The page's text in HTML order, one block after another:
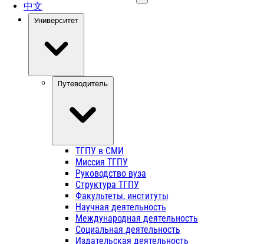
中文
Университет
Путеводитель
ТГПУ в СМИ
Миссия ТГПУ
Руководство вуза
Структура ТГПУ
Факультеты, институты
Научная деятельность
Международная деятельность
Социальная деятельность
Издательская деятельность